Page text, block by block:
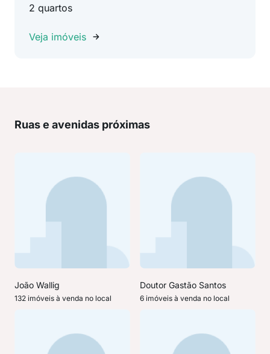
2 quartos
Veja imóveis
Ruas e avenidas próximas
João Wallig
132 imóveis à venda no local
Doutor Gastão Santos
6 imóveis à venda no local